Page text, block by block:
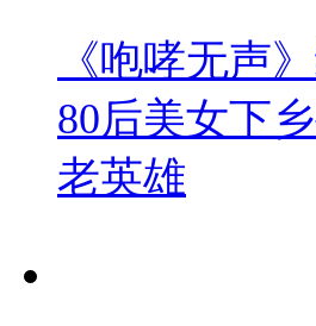
《咆哮无声
80后美女下
老英雄